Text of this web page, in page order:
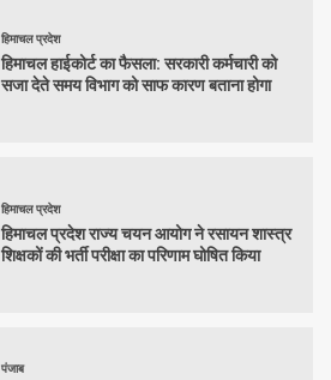
हिमाचल प्रदेश
हिमाचल हाईकोर्ट का फैसला: सरकारी कर्मचारी को
सजा देते समय विभाग को साफ कारण बताना होगा
हिमाचल प्रदेश
हिमाचल प्रदेश राज्य चयन आयोग ने रसायन शास्त्र
शिक्षकों की भर्ती परीक्षा का परिणाम घोषित किया
पंजाब